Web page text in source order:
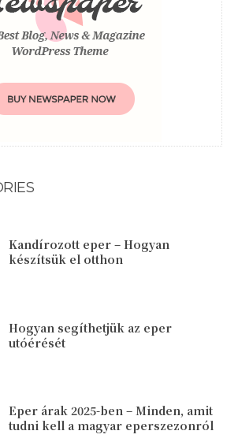
Kandírozott eper – Hogyan
készítsük el otthon
Hogyan segíthetjük az eper
utóérését
Eper árak 2025-ben – Minden, amit
tudni kell a magyar eperszezonról